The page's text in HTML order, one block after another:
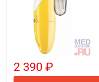
2 390 ₽